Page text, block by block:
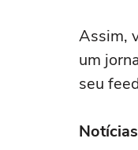
Assim,
um
seu